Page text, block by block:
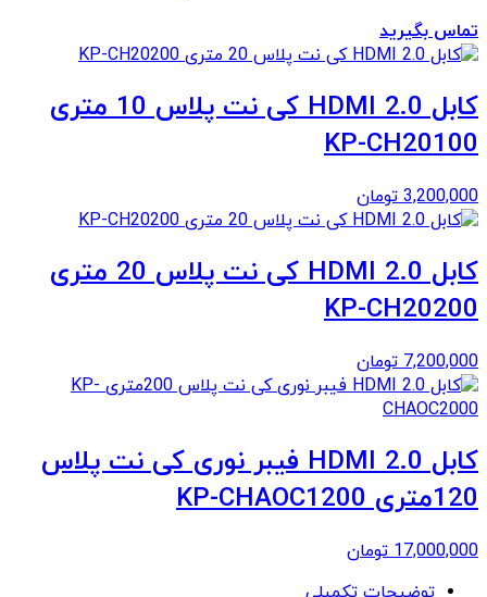
تماس بگیرید
کابل 2.0 HDMI کی نت پلاس 10 متری
KP-CH20100
3,200,000 تومان
کابل 2.0 HDMI کی نت پلاس 20 متری
KP-CH20200
7,200,000 تومان
کابل 2.0 HDMI فیبر نوری کی نت پلاس
120متری KP-CHAOC1200
17,000,000 تومان